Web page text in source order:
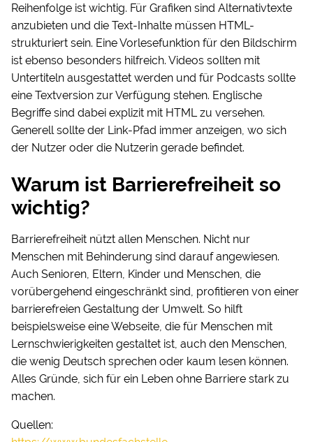
Reihenfolge ist wichtig. Für Grafiken sind Alternativtexte
anzubieten und die Text-Inhalte müssen HTML-
strukturiert sein. Eine Vorlesefunktion für den Bildschirm
ist ebenso besonders hilfreich. Videos sollten mit
Untertiteln ausgestattet werden und für Podcasts sollte
eine Textversion zur Verfügung stehen. Englische
Begriffe sind dabei explizit mit HTML zu versehen.
Generell sollte der Link-Pfad immer anzeigen, wo sich
der Nutzer oder die Nutzerin gerade befindet.
Warum ist Barrierefreiheit so
wichtig?
Barrierefreiheit nützt allen Menschen. Nicht nur
Menschen mit Behinderung sind darauf angewiesen.
Auch Senioren, Eltern, Kinder und Menschen, die
vorübergehend eingeschränkt sind, profitieren von einer
barrierefreien Gestaltung der Umwelt. So hilft
beispielsweise eine Webseite, die für Menschen mit
Lernschwierigkeiten gestaltet ist, auch den Menschen,
die wenig Deutsch sprechen oder kaum lesen können.
Alles Gründe, sich für ein Leben ohne Barriere stark zu
machen.
Quellen: